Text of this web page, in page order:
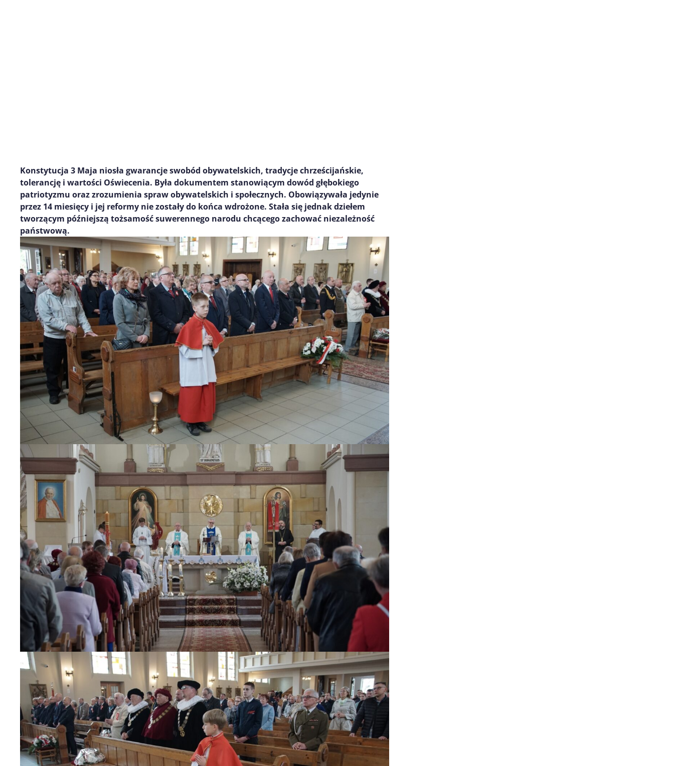
Konstytucja 3 Maja niosła gwarancje swobód obywatelskich, tradycje chrześcijańskie,
tolerancję i wartości Oświecenia. Była dokumentem stanowiącym dowód głębokiego
patriotyzmu oraz zrozumienia spraw obywatelskich i społecznych. Obowiązywała jedynie
przez 14 miesięcy i jej reformy nie zostały do końca wdrożone. Stała się jednak dziełem
tworzącym późniejszą tożsamość suwerennego narodu chcącego zachować niezależność
państwową.